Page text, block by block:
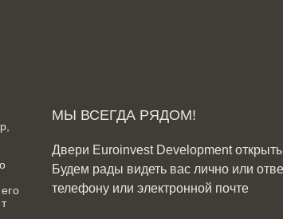
Двери Euroinvest Development
Будем рады видеть вас лично или
телефону или электронной почте
МЫ ВСЕГДА РЯДОМ!